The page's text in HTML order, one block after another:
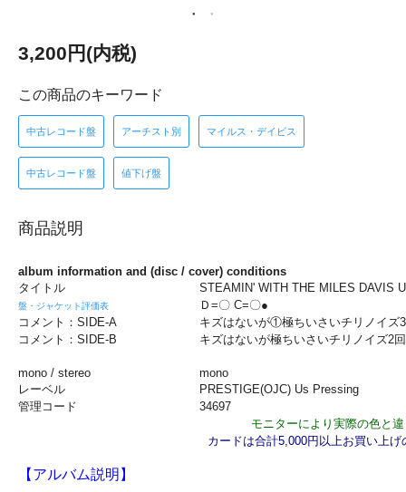
3,200円(内税)
この商品のキーワード
中古レコード盤 アーチスト別 マイルス・デイビス
中古レコード盤 値下げ盤
商品説明
album information and (disc / cover) conditions
タイトル
STEAMIN' WITH THE MILES DAVIS
盤・ジャケット評価表
Ｄ=〇 C=〇●
コメント：SIDE-A
キズはないが①極ちいさいチリノイズ
コメント：SIDE-B
キズはないが極ちいさいチリノイズ
mono / stereo
mono
レーベル
PRESTIGE(OJC) Us Pressing
管理コード
34697
モニターにより実際の色と
カードは合計5,000円以上お買い上
【アルバム説明】